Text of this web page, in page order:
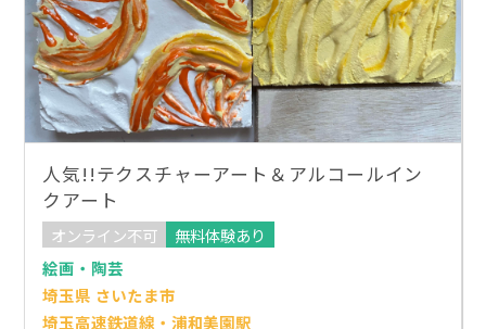
人気!!テクスチャーアート＆アルコールイン
クアート
オンライン不可
無料体験あり
絵画・陶芸
埼玉県 さいたま市
埼玉高速鉄道線・浦和美園駅